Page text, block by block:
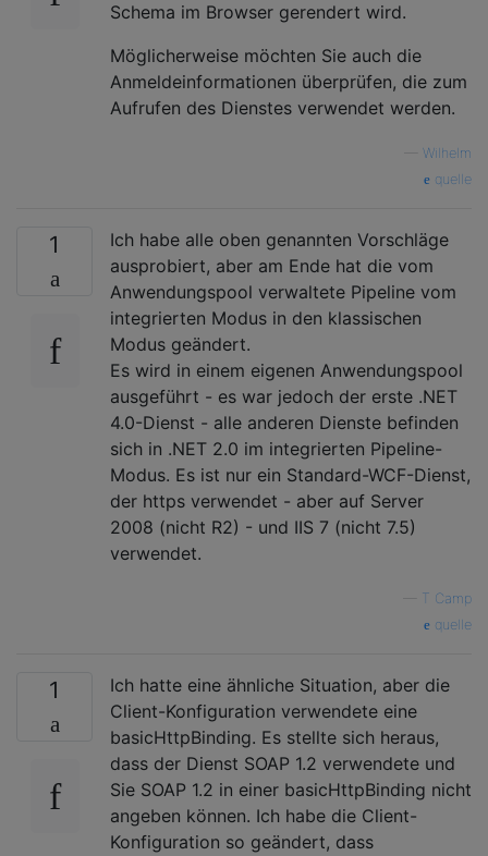
Schema im Browser gerendert wird.
Möglicherweise möchten Sie auch die
Anmeldeinformationen überprüfen, die zum
Aufrufen des Dienstes verwendet werden.
Wilhelm
quelle
1
Ich habe alle oben genannten Vorschläge
ausprobiert, aber am Ende hat die vom
Anwendungspool verwaltete Pipeline vom
integrierten Modus in den klassischen
Modus geändert.
Es wird in einem eigenen Anwendungspool
ausgeführt - es war jedoch der erste .NET
4.0-Dienst - alle anderen Dienste befinden
sich in .NET 2.0 im integrierten Pipeline-
Modus. Es ist nur ein Standard-WCF-Dienst,
der https verwendet - aber auf Server
2008 (nicht R2) - und IIS 7 (nicht 7.5)
verwendet.
T Camp
quelle
1
Ich hatte eine ähnliche Situation, aber die
Client-Konfiguration verwendete eine
basicHttpBinding. Es stellte sich heraus,
dass der Dienst SOAP 1.2 verwendete und
Sie SOAP 1.2 in einer basicHttpBinding nicht
angeben können. Ich habe die Client-
Konfiguration so geändert, dass